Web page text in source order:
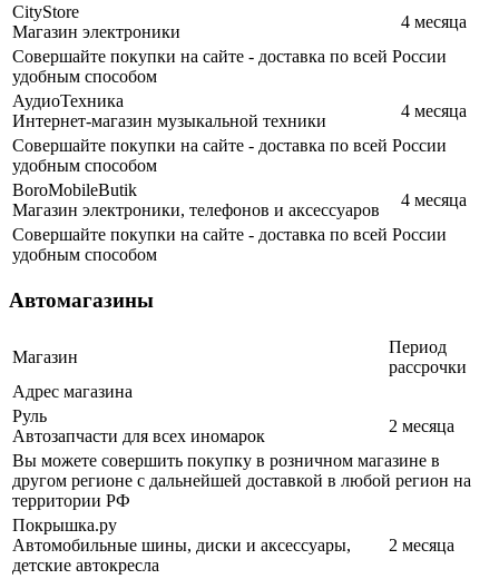
CityStore
Магазин электроники
4 месяца
Совершайте покупки на сайте - доставка по всей России
удобным способом
АудиоТехника
Интернет-магазин музыкальной техники
4 месяца
Совершайте покупки на сайте - доставка по всей России
удобным способом
BoroMobileButik
Магазин электроники, телефонов и аксессуаров
4 месяца
Совершайте покупки на сайте - доставка по всей России
удобным способом
Автомагазины
Магазин
Период
рассрочки
Адрес магазина
Руль
Автозапчасти для всех иномарок
2 месяца
Вы можете совершить покупку в розничном магазине в
другом регионе с дальнейшей доставкой в любой регион на
территории РФ
Покрышка.ру
Автомобильные шины, диски и аксессуары,
детские автокресла
2 месяца